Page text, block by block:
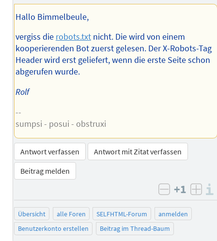
Hallo Bimmelbeule,
vergiss die robots.txtnicht. Die wird von einem
kooperierenden Bot zuerst gelesen. Der X-Robots-Tag
Header wird erst geliefert, wenn die erste Seite schon
abgerufen wurde.
Rolf
--
sumpsi - posui - obstruxi
Antwort verfassen
Antwort mit Zitat verfassen
Beitrag melden
negativ
+1
Übersicht alle Foren SELFHTML-Forum
anmelden
Benutzerkonto erstellen
Beitrag im Thread-Baum